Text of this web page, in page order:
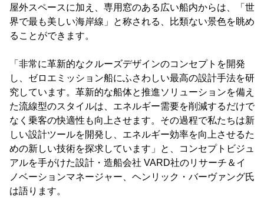
屋外スペースに加え、専用窓のある広い船内からは、「世
界で最も美しい海岸線」と称される、比類ない景色を眺め
ることができます。
「非常に革新的なクルーズデザインのコンセプトを開発
し、ゼロエミッション船にふさわしい最高の設計手法を研
究しています。革新的な船体と推進ソリューションを備え
た流線型のスタイルは、エネルギー需要を削減するだけで
なく乗客の快適性も向上させます。その過程で私たちは新
しい設計ツールを開発し、エネルギー効率を向上させるた
めの新しい技術を探求しています」と、コンセプトビジュ
アルを手がけた設計・造船会社 VARD社のリサーチ＆イ
ノベーションマネージャー、ヘンリック・バーヴァング氏
は語ります。